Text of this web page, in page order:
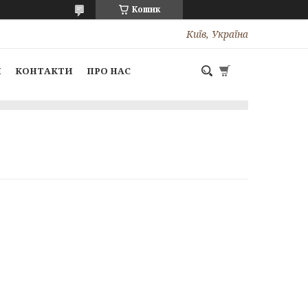
Кошик
Київ, Україна
КОНТАКТИ ПРО НАС